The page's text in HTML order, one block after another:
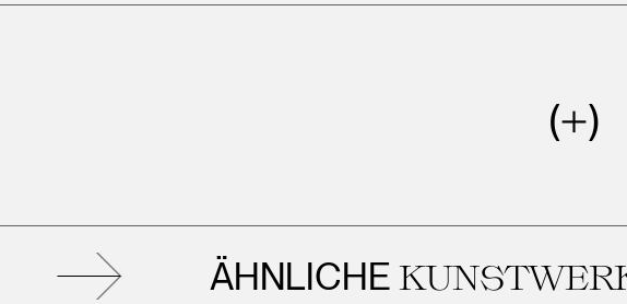
ÄHNLICHEKUNSTWERKE